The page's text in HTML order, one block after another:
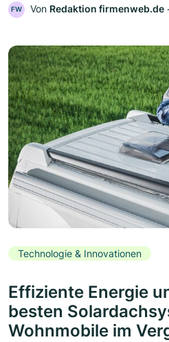
FW Von Redaktion firmenweb.de ‧
Technologie & Innovationen
Effiziente Energie
besten
Wohnmobile im